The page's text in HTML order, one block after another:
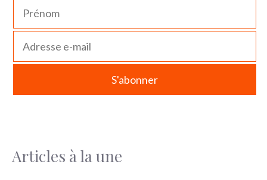
Articles à la une